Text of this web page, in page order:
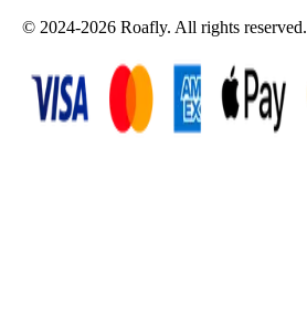
© 2024-2026 Roafly. All rights reserved.